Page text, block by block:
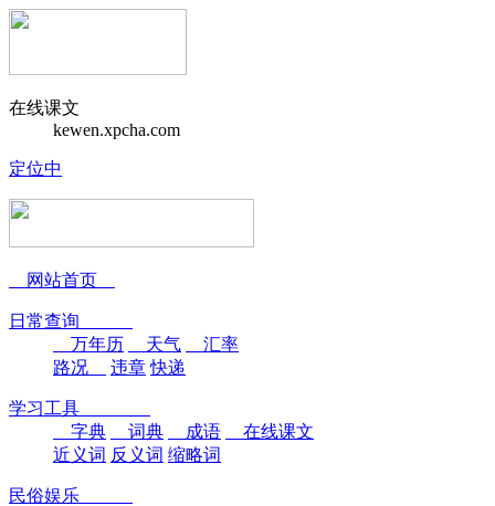
在线课文
kewen.xpcha.com
定位中
网站首页
日常查询
万年历
天气
汇率
路况
违章 快递
学习工具
字典
词典 成语
在线课文
近义词 反义词 缩略词
民俗娱乐